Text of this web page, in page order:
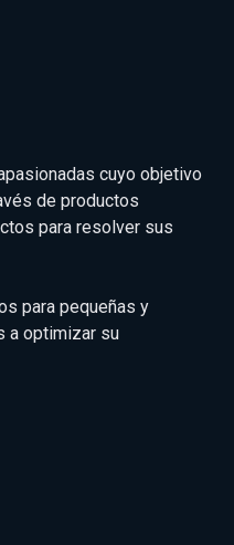
cuyo objetivo
de productos
para resolver sus
para pequeñas y
a optimizar su